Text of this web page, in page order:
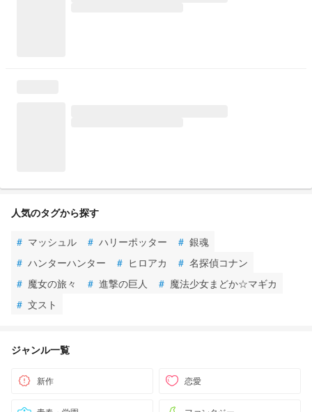
人気のタグから探す
# マッシュル # ハリーポッター # 銀魂
# ハンターハンター # ヒロアカ # 名探偵コナン
# 魔女の旅々 # 進撃の巨人 # 魔法少女まどか☆マギカ
# 文スト
ジャンル一覧
新作 恋愛